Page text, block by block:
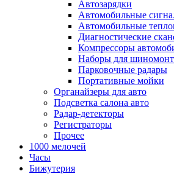
Автозарядки
Автомобильные
Автомобильные
Диагностические
Компрессоры
Наборы для
Парковочные радары
Портативные мойки
Органайзеры для авто
Подсветка салона авто
Радар-детекторы
Регистраторы
Прочее
1000 мелочей
Часы
Бижутерия